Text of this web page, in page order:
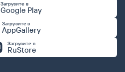
Загрузите в
Google Play
Загрузите в
AppGallery
Загрузите в
RuStore